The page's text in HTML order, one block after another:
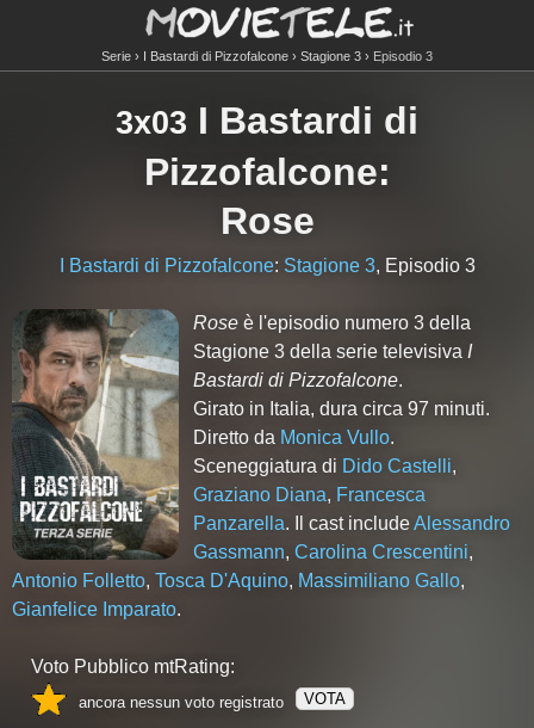
Serie I Bastardi di Pizzofalcone Stagione 3 Episodio 3
3x03 I Bastardi di
Pizzofalcone:
Rose
I Bastardi di Pizzofalcone: Stagione 3, Episodio 3
Rose è l'episodio numero3 della
Stagione3 della serie televisiva I
Bastardi di Pizzofalcone.
Girato in Italia, dura circa 97 minuti.
Diretto da Monica Vullo.
Sceneggiatura di Dido Castelli,
Graziano Diana, Francesca
Panzarella. Il cast includeAlessandro
Gassmann,Carolina Crescentini,
Antonio Folletto, Tosca D'Aquino, Massimiliano Gallo,
Gianfelice Imparato.
Voto Pubblico mtRating:
ancora nessun voto registrato VOTA